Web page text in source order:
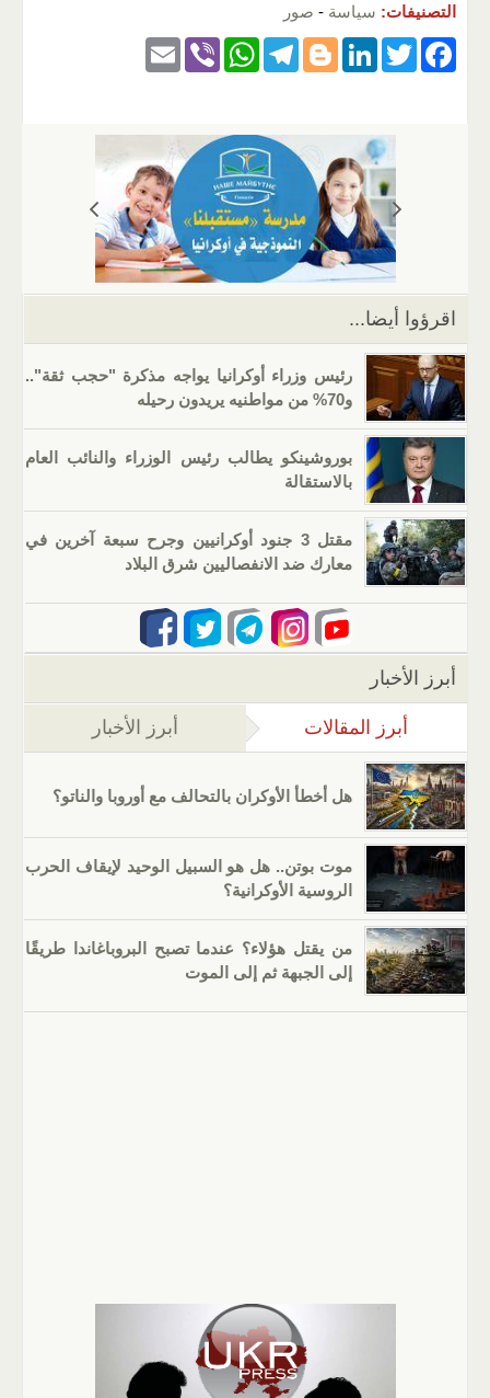
التصنيفات: سياسة - صور
F
k
T
er
Li
e
dI
n
Bl
g
er
T
gr
a
m
W
s
A
p
p
Vi
اقرؤوا أيضا...
رئيس وزراء أوكرانيا يواجه مذكرة "حجب ثقة"..
و70% من مواطنيه يريدون رحيله
بوروشينكو يطالب رئيس الوزراء والنائب العام
بالاستقالة
مقتل 3 جنود أوكرانيين وجرح سبعة آخرين في
معارك ضد الانفصاليين شرق البلاد
أبرز الأخبار
أبرز المقالات (علامة التبويب النشطة)
أبرز الأخبار
هل أخطأ الأوكران بالتحالف مع أوروبا والناتو؟
موت بوتن.. هل هو السبيل الوحيد لإيقاف الحرب
الروسية الأوكرانية؟
من يقتل هؤلاء؟ عندما تصبح البروباغاندا طريقًا
إلى الجبهة ثم إلى الموت